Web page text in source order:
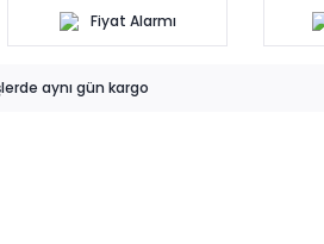
Fiyat Alarmı
aynı gün kargo